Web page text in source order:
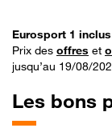
Eurosport 1
Prix des offres et
jusqu’au 19/08/
Les bons